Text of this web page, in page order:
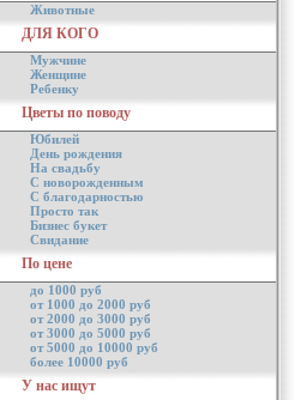
Животные
ДЛЯ КОГО
Мужчине
Женщине
Ребенку
Цветы по поводу
Юбилей
День рождения
На свадьбу
С новорожденным
С благодарностью
Просто так
Бизнес букет
Свидание
По цене
до 1000 руб
от 1000 до 2000 руб
от 2000 до 3000 руб
от 3000 до 5000 руб
от 5000 до 10000 руб
более 10000 руб
У нас ищут